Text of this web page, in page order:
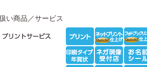
い商品／サービス